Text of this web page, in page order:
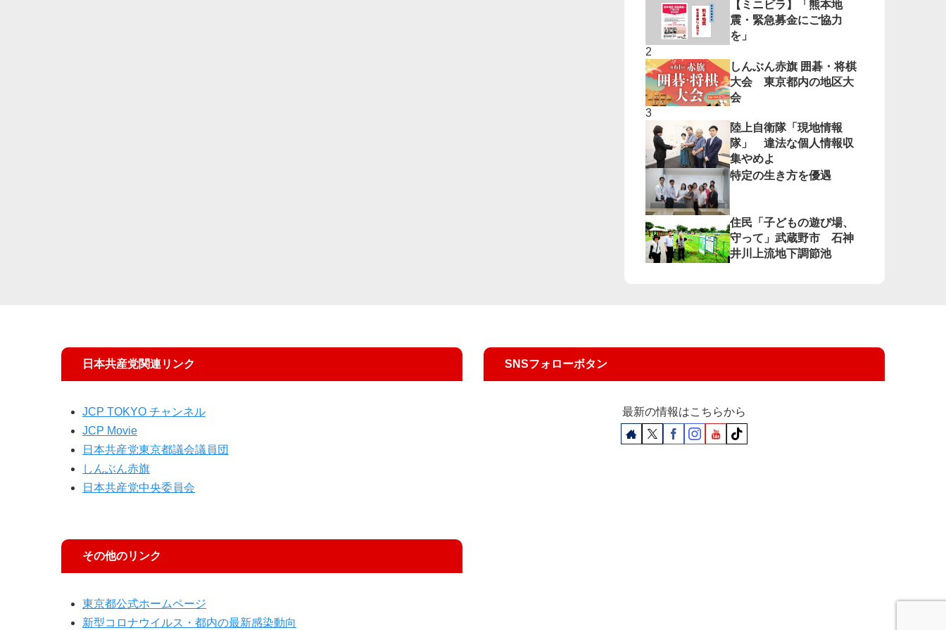
【ミニビラ】「熊本地
震・緊急募金にご協力
を」
しんぶん赤旗 囲碁・将棋
大会 東京都内の地区大
会
陸上自衛隊「現地情報
隊」 違法な個人情報収
集やめよ
特定の生き方を優遇
住民「子どもの遊び場、
守って」武蔵野市 石神
井川上流地下調節池
日本共産党関連リンク
JCP TOKYO チャンネル
JCP Movie
日本共産党東京都議会議員団
しんぶん赤旗
日本共産党中央委員会
その他のリンク
東京都公式ホームページ
新型コロナウイルス・都内の最新感染動向
SNSフォローボタン
最新の情報はこちらから